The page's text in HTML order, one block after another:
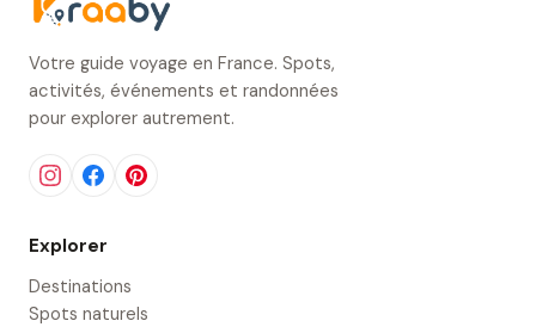
Votre guide voyage en France. Spots,
activités, événements et randonnées
pour explorer autrement.
Explorer
Destinations
Spots naturels